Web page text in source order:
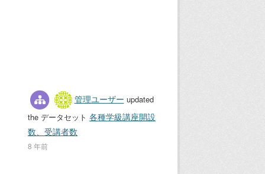
管理ユーザー updated
the データセット各種学級講座開設
数、受講者数
8 年前